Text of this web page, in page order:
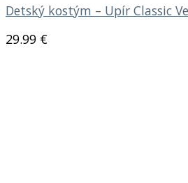
Detský kostým – Upír Classic
29.99 €